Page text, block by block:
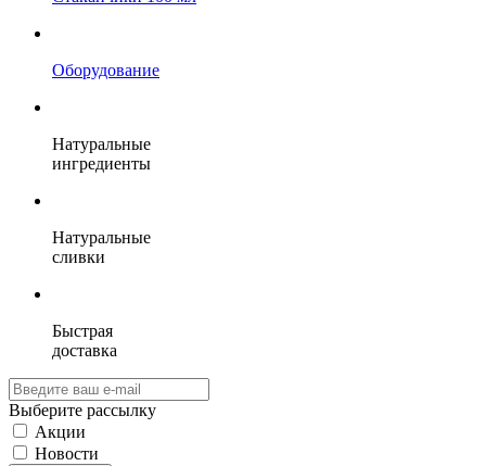
Оборудование
Натуральные
ингредиенты
Натуральные
сливки
Быстрая
доставка
Выберите рассылку
Акции
Новости